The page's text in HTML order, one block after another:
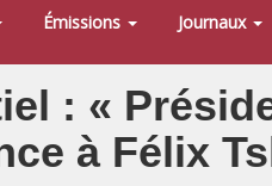
Émissions Journaux
: «
à Félix